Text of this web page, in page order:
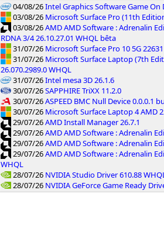
04/08/26Intel Graphics Software Game On
03/08/26 Microsoft Surface Pro (11th
03/08/26AMD AMD Software : Adrenalin
RDNA 3/4 26.10.27.01 WHQL bêta
31/07/26 Microsoft Surface Pro 10 5G
31/07/26 Microsoft Surface Laptop (7th
26.070.2989.0 WHQL
31/07/26Intel mesa 3D 26.1.6
30/07/26SAPPHIRE TriXX 11.2.0
30/07/26ASPEED BMC Null Device 0.0.0.1
30/07/26 Microsoft Surface Laptop 4 AMD
29/07/26AMD Install Manager 26.7.1
29/07/26AMD AMD Software : Adrenalin
29/07/26AMD AMD Software : Adrenalin
29/07/26AMD AMD Software : Adrenalin
WHQL
28/07/26 NVIDIA Studio Driver 610.88
28/07/26 NVIDIA GeForce Game Ready